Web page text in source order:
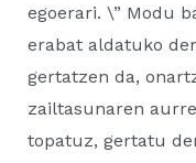
egoerari. \” Modu
erabat aldatuko
gertatzen da,
zailtasunaren
topatuz, gertatu